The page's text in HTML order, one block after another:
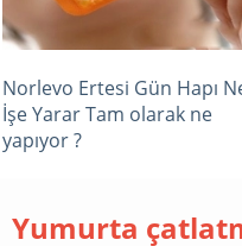
Norlevo Ertesi Gün Hapı
İşe Yarar Tam olarak ne
yapıyor ?
Yumurta